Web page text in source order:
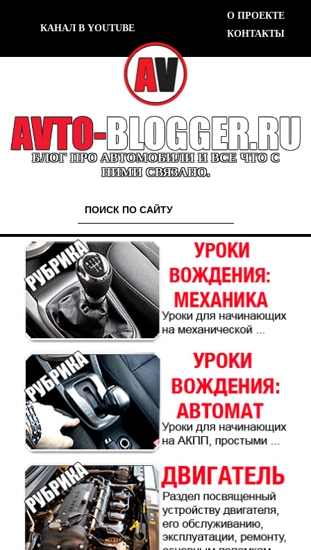
КАНАЛ В YOUTUBE
О ПРОЕКТЕ
КОНТАКТЫ
БЛОГ ПРО АВТОМОБИЛИ И ВСЕ ЧТО С
НИМИ СВЯЗАНО.